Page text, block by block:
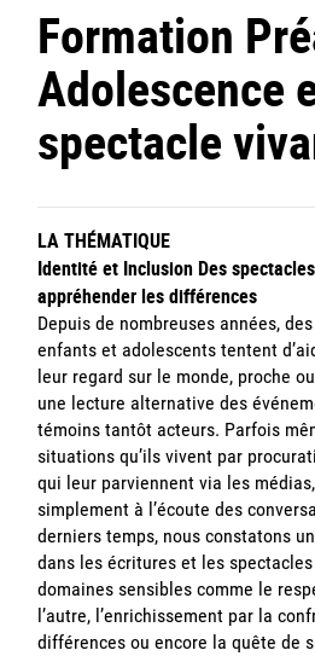
Formation
Adolescence
spectacle
LA THÉMATIQUE
Identité et Inclusion Des
appréhender les différences
Depuis de nombreuses années,
enfants et adolescents tentent
leur regard sur le monde, proche
une lecture alternative des
témoins tantôt acteurs. Parfois
situations qu’ils vivent par
qui leur parviennent via les
simplement à l’écoute des
derniers temps, nous constatons
dans les écritures et les
domaines sensibles comme le
l’autre, l’enrichissement par la
différences ou encore la quête de